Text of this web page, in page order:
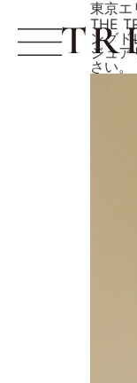
東京エ
THE
ング
ジュ
さい。